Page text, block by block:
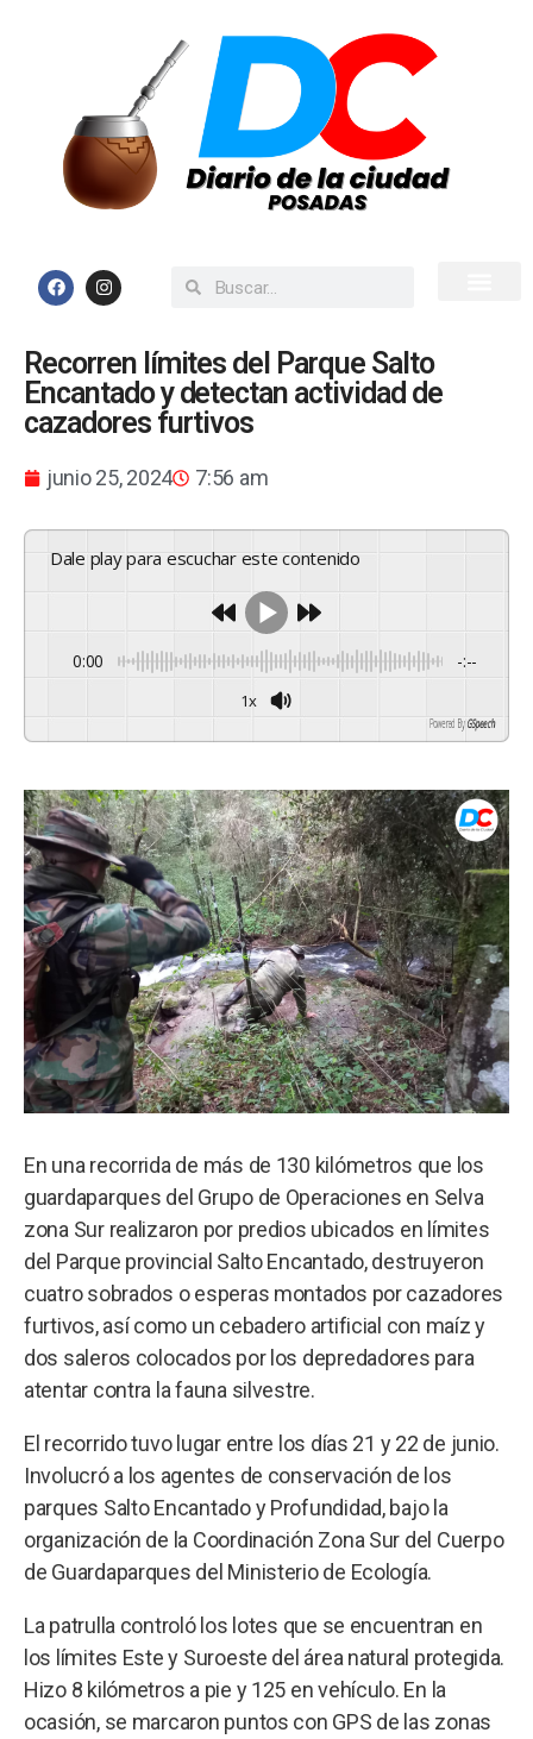
Recorren límites del Parque Salto
Encantado y detectan actividad de
cazadores furtivos
junio 25, 2024 7:56 am
Dale play para escuchar este contenido
0:00 -:--
1x
Powered By GSpeech
En una recorrida de más de 130 kilómetros que los
guardaparques del Grupo de Operaciones en Selva
zona Sur realizaron por predios ubicados en límites
del Parque provincial Salto Encantado, destruyeron
cuatro sobrados o esperas montados por cazadores
furtivos, así como un cebadero artificial con maíz y
dos saleros colocados por los depredadores para
atentar contra la fauna silvestre.
El recorrido tuvo lugar entre los días 21 y 22 de junio.
Involucró a los agentes de conservación de los
parques Salto Encantado y Profundidad, bajo la
organización de la Coordinación Zona Sur del Cuerpo
de Guardaparques del Ministerio de Ecología.
La patrulla controló los lotes que se encuentran en
los límites Este y Suroeste del área natural protegida.
Hizo 8 kilómetros a pie y 125 en vehículo. En la
ocasión, se marcaron puntos con GPS de las zonas